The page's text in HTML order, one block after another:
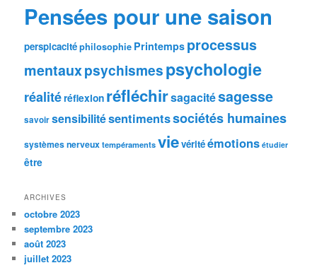
Pensées pour une saison
perspicacitéphilosophie Printemps processus
mentauxpsychismespsychologie
réalitéréflexion réfléchirsagacitésagesse
savoirsensibilitésentimentssociétés humaines
systèmes nerveuxtempéramentsvievéritéémotions étudier
être
ARCHIVES
octobre 2023
septembre 2023
août 2023
juillet 2023